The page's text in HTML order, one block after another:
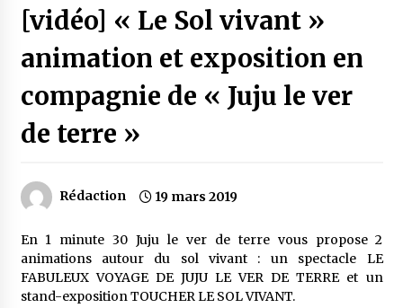
[vidéo] « Le Sol vivant »
animation et exposition en
compagnie de « Juju le ver
de terre »
Rédaction 19 mars 2019
En 1 minute 30 Juju le ver de terre vous propose 2
animations autour du sol vivant : un spectacle LE
FABULEUX VOYAGE DE JUJU LE VER DE TERRE et un
stand-exposition TOUCHER LE SOL VIVANT.